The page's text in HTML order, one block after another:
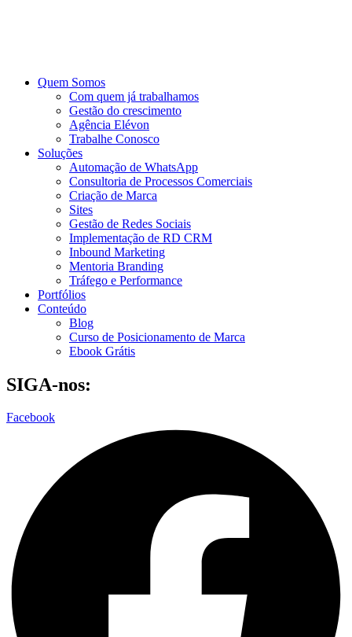
Quem Somos
Com quem já trabalhamos
Gestão do crescimento
Agência Elévon
Trabalhe Conosco
Soluções
Automação de WhatsApp
Consultoria de Processos Comerciais
Criação de Marca
Sites
Gestão de Redes Sociais
Implementação de RD CRM
Inbound Marketing
Mentoria Branding
Tráfego e Performance
Portfólios
Conteúdo
Blog
Curso de Posicionamento de Marca
Ebook Grátis
SIGA-nos:
Facebook